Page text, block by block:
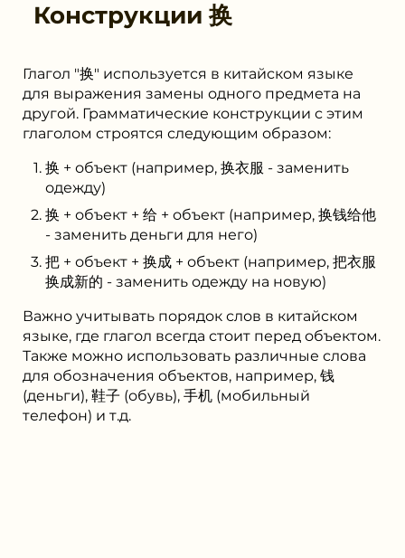
Конструкции 换
Глагол "换" используется в китайском языке
для выражения замены одного предмета на
другой. Грамматические конструкции с этим
глаголом строятся следующим образом:
换 + объект (например, 换衣服 - заменить
одежду)
换 + объект + 给 + объект (например, 换钱给他
- заменить деньги для него)
把 + объект + 换成 + объект (например, 把衣服
换成新的 - заменить одежду на новую)
Важно учитывать порядок слов в китайском
языке, где глагол всегда стоит перед объектом.
Также можно использовать различные слова
для обозначения объектов, например, 钱
(деньги), 鞋子 (обувь), 手机 (мобильный
телефон) и т.д.